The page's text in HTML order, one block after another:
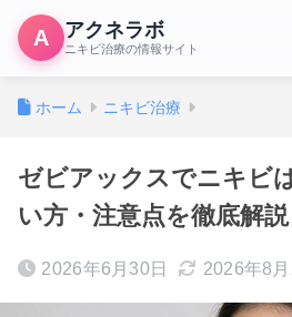
A アクネラボ
ニキビ治療の情報サイト
ホーム ニキビ治療
ゼビアックスでニキビ
い方・注意点を徹底解説
2026年6月30日 2026年8月